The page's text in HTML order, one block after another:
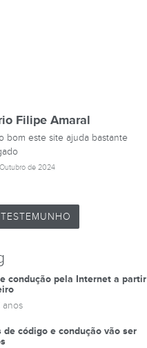
Filipe Amaral
bom este site ajuda bastante
de 2024
condução pela Internet a partir
anos
de código e condução vão ser